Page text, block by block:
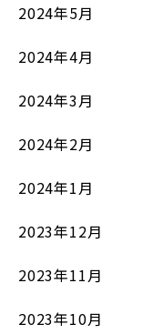
2024年5月
2024年4月
2024年3月
2024年2月
2024年1月
2023年12月
2023年11月
2023年10月